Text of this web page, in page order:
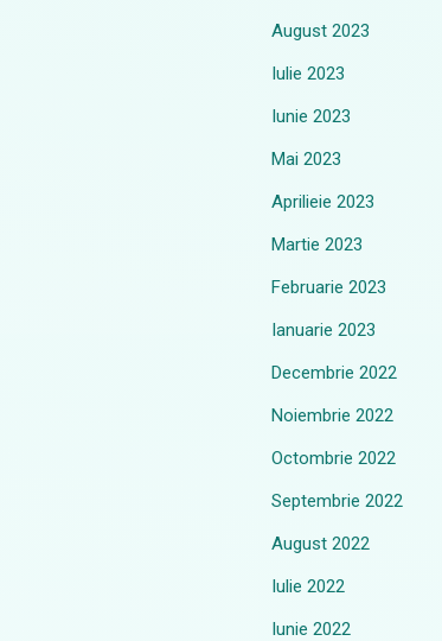
August 2023
Iulie 2023
Iunie 2023
Mai 2023
Aprilieie 2023
Martie 2023
Februarie 2023
Ianuarie 2023
Decembrie 2022
Noiembrie 2022
Octombrie 2022
Septembrie 2022
August 2022
Iulie 2022
Iunie 2022